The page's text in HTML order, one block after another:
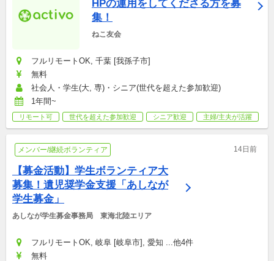
HPの運用をしてくださる方を募
集！
ねこ友会
フルリモートOK, 千葉 [我孫子市]
無料
社会人・学生(大, 専)・シニア(世代を超えた参加歓迎)
1年間~
リモート可 世代を超えた参加歓迎 シニア歓迎 主婦/主夫が活躍
メンバー/継続ボランティア 14日前
【募金活動】学生ボランティア大
募集！遺児奨学金支援「あしなが
学生募金」
あしなが学生募金事務局　東海北陸エリア
フルリモートOK, 岐阜 [岐阜市], 愛知 ...他4件
無料